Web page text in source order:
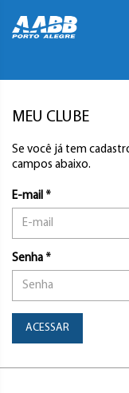
MEU CLUBE
Se você já tem
campos abaixo.
E-mail *
Senha *
ACESSAR